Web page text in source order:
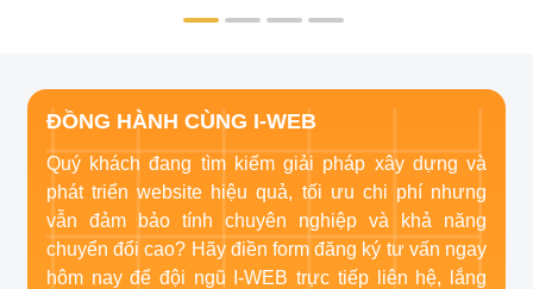
ĐỒNG HÀNH CÙNG I-WEB
Quý khách đang tìm kiếm giải pháp xây dựng và
phát triển website hiệu quả, tối ưu chi phí nhưng
vẫn đảm bảo tính chuyên nghiệp và khả năng
chuyển đổi cao? Hãy điền form đăng ký tư vấn ngay
hôm nay để đội ngũ I-WEB trực tiếp liên hệ, lắng